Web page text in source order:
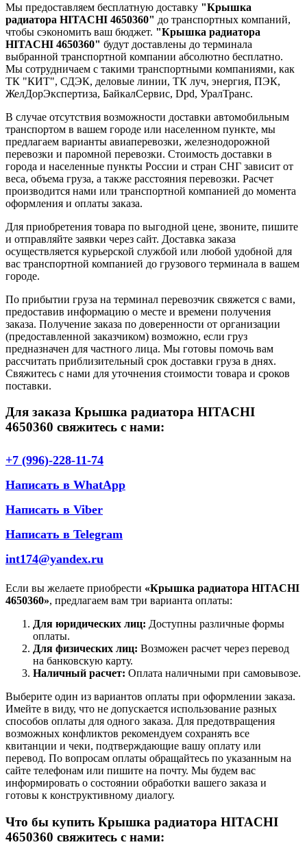
Мы предоставляем бесплатную доставку "Крышка
радиатора HITACHI 4650360" до транспортных компаний,
чтобы сэкономить ваш бюджет. "Крышка радиатора
HITACHI 4650360" будут доставлены до терминала
выбранной транспортной компании абсолютно бесплатно.
Мы сотрудничаем с такими транспортными компаниями, как
ТК "КИТ", СДЭК, деловые линии, ТК луч, энергия, ПЭК,
ЖелДорЭкспертиза, БайкалСервис, Dpd, УралТранс.
В случае отсутствия возможности доставки автомобильным
транспортом в вашем городе или населенном пункте, мы
предлагаем варианты авиаперевозки, железнодорожной
перевозки и паромной перевозки. Стоимость доставки в
города и населенные пункты России и стран СНГ зависит от
веса, объема груза, а также расстояния перевозки. Расчет
производится нами или транспортной компанией до момента
оформления и оплаты заказа.
Для приобретения товара по выгодной цене, звоните, пишите
и отправляйте заявки через сайт. Доставка заказа
осуществляется курьерской службой или любой удобной для
вас транспортной компанией до грузового терминала в вашем
городе.
По прибытии груза на терминал перевозчик свяжется с вами,
предоставив информацию о месте и времени получения
заказа. Получение заказа по доверенности от организации
(предоставленной заказчиком) возможно, если груз
предназначен для частного лица. Мы готовы помочь вам
рассчитать приблизительный срок доставки груза в днях.
Свяжитесь с нами для уточнения стоимости товара и сроков
поставки.
Для заказа Крышка радиатора HITACHI
4650360 свяжитесь с нами:
+7 (996)-228-11-74
Написать в WhatApp
Написать в Viber
Написать в Telegram
int174@yandex.ru
Если вы желаете приобрести «Крышка радиатора HITACHI
4650360», предлагаем вам три варианта оплаты:
Для юридических лиц: Доступны различные формы
оплаты.
Для физических лиц: Возможен расчет через перевод
на банковскую карту.
Наличный расчет: Оплата наличными при самовывозе.
Выберите один из вариантов оплаты при оформлении заказа.
Имейте в виду, что не допускается использование разных
способов оплаты для одного заказа. Для предотвращения
возможных конфликтов рекомендуем сохранять все
квитанции и чеки, подтверждающие вашу оплату или
перевод. По вопросам оплаты обращайтесь по указанным на
сайте телефонам или пишите на почту. Мы будем вас
информировать о состоянии обработки вашего заказа и
готовы к конструктивному диалогу.
Что бы купить Крышка радиатора HITACHI
4650360 свяжитесь с нами: